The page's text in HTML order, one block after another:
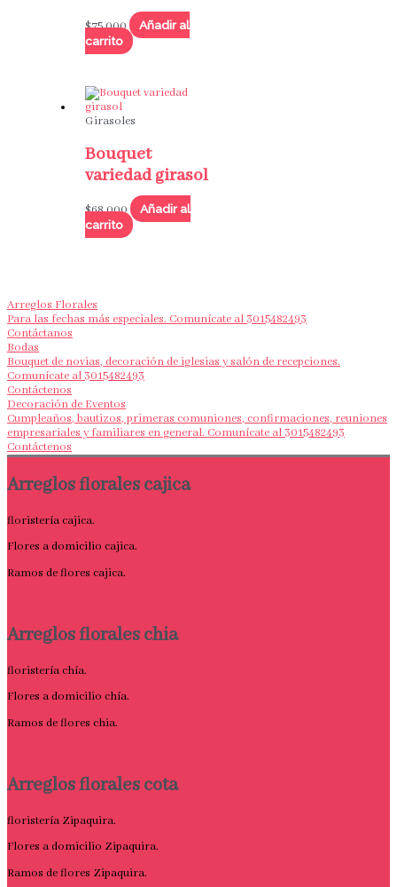
$75,000
Añadir al
carrito
Girasoles
Bouquet
variedad girasol
$68,000
Añadir al
carrito
Arreglos Florales
Para las fechas más especiales. Comunícate al 3015482493
Contáctanos
Bodas
Bouquet de novias, decoración de iglesias y salón de recepciones.
Comunícate al 3015482493
Contáctenos
Decoración de Eventos
Cumpleaños, bautizos, primeras comuniones, confirmaciones, reuniones
empresariales y familiares en general. Comunícate al 3015482493
Contáctenos
Arreglos florales cajica
floristería cajica.
Flores a domicilio cajica.
Ramos de flores cajica.
Arreglos florales chia
floristería chía.
Flores a domicilio chía.
Ramos de flores chia.
Arreglos florales cota
floristería Zipaquira.
Flores a domicilio Zipaquira.
Ramos de flores Zipaquira.